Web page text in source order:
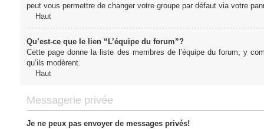
peut vous permettre de changer votre groupe par défaut via votre
Haut
Qu’est-ce que le lien “L’équipe du forum”?
Cette page donne la liste des membres de l’équipe du forum, y
qu’ils modèrent.
Haut
Messagerie privée
Je ne peux pas envoyer de messages privés!